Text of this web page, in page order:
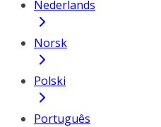
Nederlands
Norsk
Polski
Português